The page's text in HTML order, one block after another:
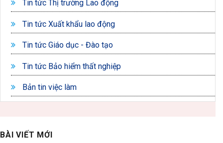
Tin tức Thị trường Lao động
Tin tức Xuất khẩu lao động
Tin tức Giáo dục - Đào tạo
Tin tức Bảo hiểm thất nghiệp
Bản tin việc làm
BÀI VIẾT MỚI